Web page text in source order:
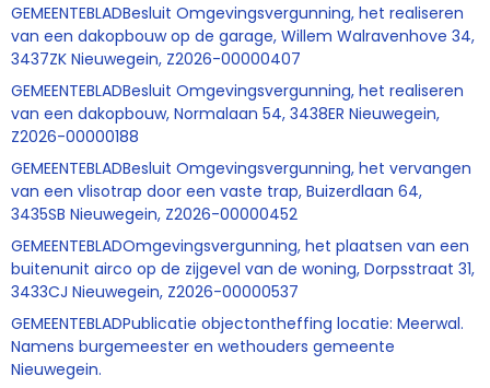
GEMEENTEBLADBesluit Omgevingsvergunning, het realiseren
van een dakopbouw op de garage, Willem Walravenhove 34,
3437ZK Nieuwegein, Z2026-00000407
GEMEENTEBLADBesluit Omgevingsvergunning, het realiseren
van een dakopbouw, Normalaan 54, 3438ER Nieuwegein,
Z2026-00000188
GEMEENTEBLADBesluit Omgevingsvergunning, het vervangen
van een vlisotrap door een vaste trap, Buizerdlaan 64,
3435SB Nieuwegein, Z2026-00000452
GEMEENTEBLADOmgevingsvergunning, het plaatsen van een
buitenunit airco op de zijgevel van de woning, Dorpsstraat 31,
3433CJ Nieuwegein, Z2026-00000537
GEMEENTEBLADPublicatie objectontheffing locatie: Meerwal.
Namens burgemeester en wethouders gemeente
Nieuwegein.